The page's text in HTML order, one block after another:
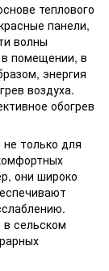
теплового
панели,
волны
помещении, в
энергия
воздуха.
обогрев
только для
они широко
сельском